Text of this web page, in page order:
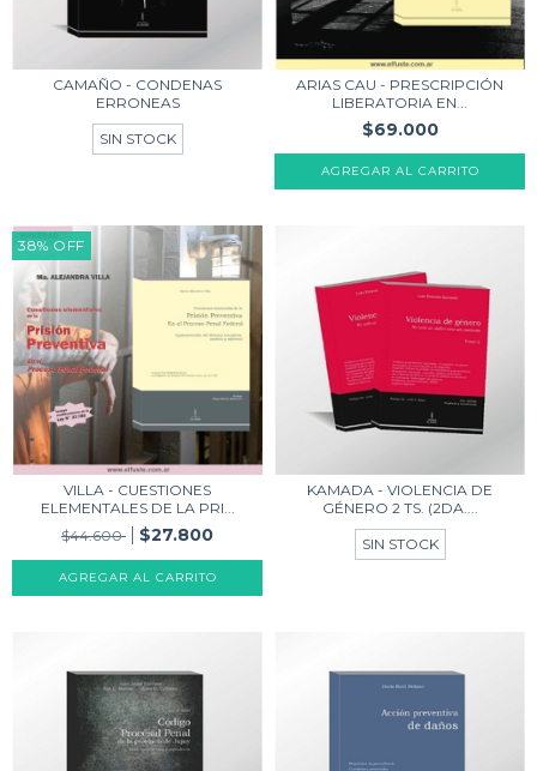
CAMAÑO - CONDENAS
ERRONEAS
SIN STOCK
ARIAS CAU - PRESCRIPCIÓN
LIBERATORIA EN...
$69.000
38% OFF
VILLA - CUESTIONES
ELEMENTALES DE LA PRI...
$44.600
$27.800
KAMADA - VIOLENCIA DE
GÉNERO 2 TS. (2DA....
SIN STOCK